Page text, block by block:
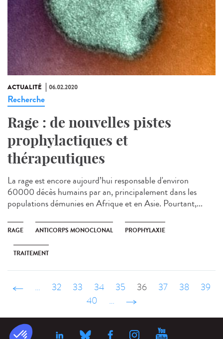
ACTUALITÉ 06.02.2020
Recherche
Rage : de nouvelles pistes
prophylactiques et
thérapeutiques
La rage est encore aujourd’hui responsable d'environ
60000 décès humains par an, principalement dans les
populations démunies en Afrique et en Asie. Pourtant,...
RAGE ANTICORPS MONOCLONAL PROPHYLAXIE
TRAITEMENT
‹ précédent
… 32 33 34 35 36 37 38
39
40
… suivant ›